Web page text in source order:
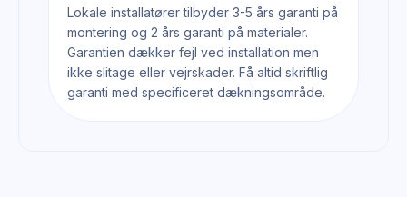
Lokale installatører tilbyder 3-5 års garanti på
montering og 2 års garanti på materialer.
Garantien dækker fejl ved installation men
ikke slitage eller vejrskader. Få altid skriftlig
garanti med specificeret dækningsområde.